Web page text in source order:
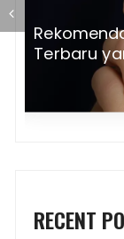
Tunangan
RECENT